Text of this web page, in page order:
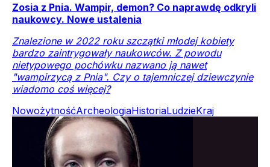
Zosia z Pnia. Wampir, demon? Co naprawdę odkryli
naukowcy. Nowe ustalenia
Znalezione w 2022 roku szczątki młodej kobiety
bardzo zaintrygowały naukowców. Z powodu
nietypowego pochówku nazwano ją nawet
"wampirzycą z Pnia". Czy o tajemniczej dziewczynie
wiadomo coś więcej?
NowożytnośćArcheologiaHistoriaLudzieKraj